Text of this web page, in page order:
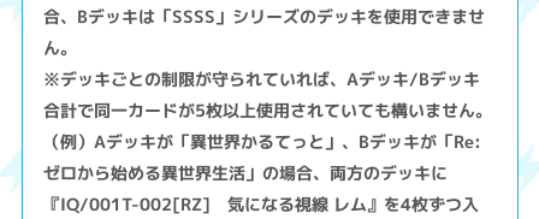
合、Bデッキは「SSSS」シリーズのデッキを使用できませ
ん。
※デッキごとの制限が守られていれば、Aデッキ/Bデッキ
合計で同一カードが5枚以上使用されていても構いません。
（例）Aデッキが「異世界かるてっと」、Bデッキが「Re:
ゼロから始める異世界生活」の場合、両方のデッキに
『IQ/001T-002[RZ] 気になる視線 レム』を4枚ずつ入